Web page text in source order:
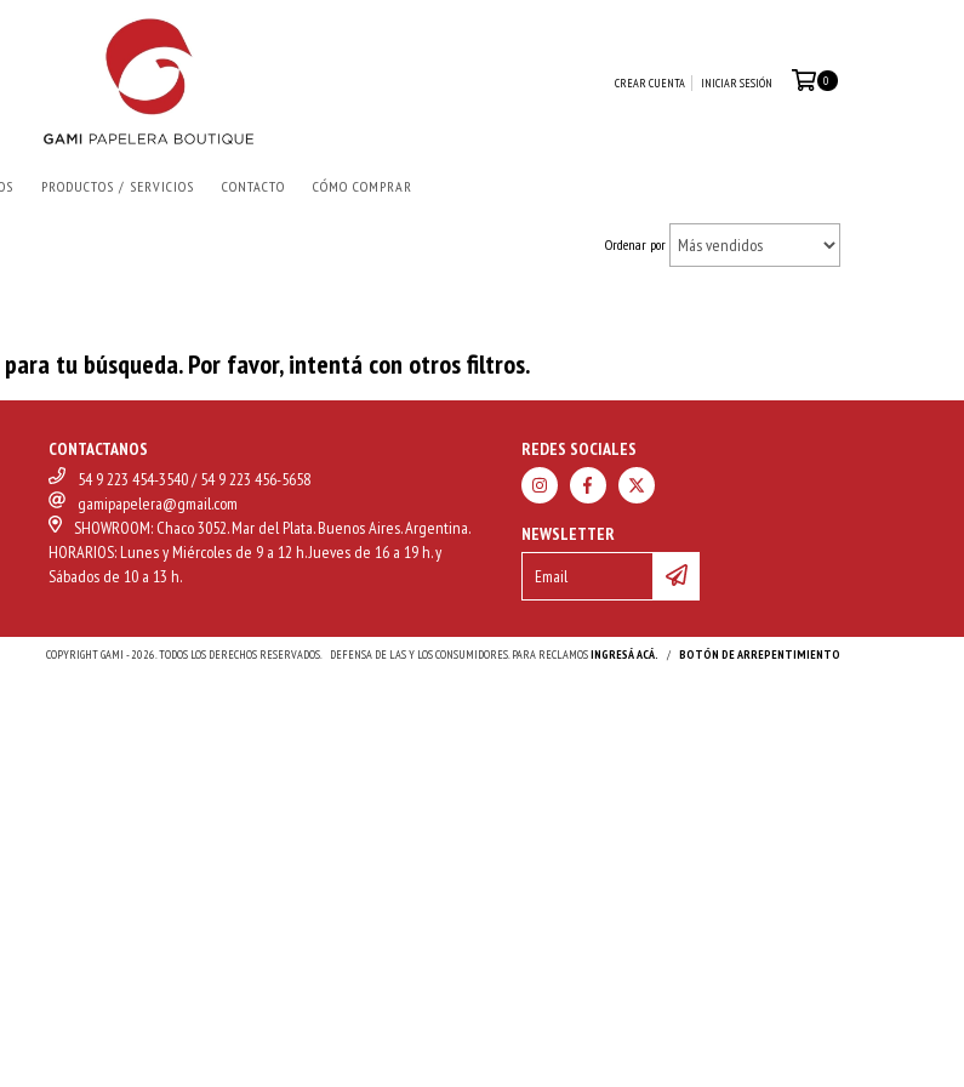
CREAR CUENTA INICIAR SESIÓN 0
PRODUCTOS / SERVICIOS CONTACTO CÓMO COMPRAR
Ordenar por
tu búsqueda. Por favor, intentá con otros filtros.
CONTACTANOS
54 9 223 454-3540 / 54 9 223 456-5658
gamipapelera@gmail.com
SHOWROOM: Chaco 3052. Mar del Plata. Buenos Aires. Argentina.
HORARIOS: Lunes y Miércoles de 9 a 12 h. Jueves de 16 a 19 h. y
Sábados de 10 a 13 h.
REDES SOCIALES
NEWSLETTER
COPYRIGHT GAMI - 2026. TODOS LOS DERECHOS RESERVADOS. DEFENSA DE LAS Y LOS CONSUMIDORES. PARA RECLAMOSINGRESÁ ACÁ. / BOTÓN DE ARREPENTIMIENTO